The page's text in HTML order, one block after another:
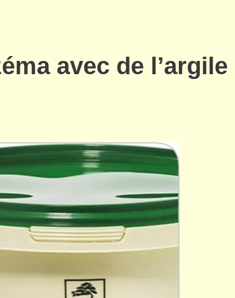
avec de l’argile